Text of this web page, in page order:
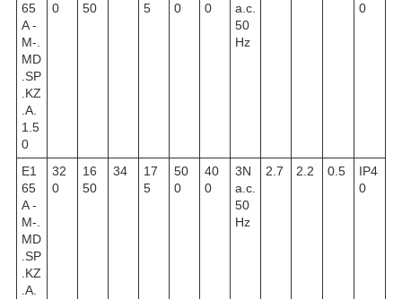
65
A -
M-.
MD
.SP
.KZ
.A.
1.5
0
0
50
5
0
0
a.c.
50
Hz
0
E1
65
A -
M-.
MD
.SP
.KZ
.A.
32
0
16
50
34
17
5
50
0
40
0
3N
a.c.
50
Hz
2.7 2.2 0.5
IP4
0